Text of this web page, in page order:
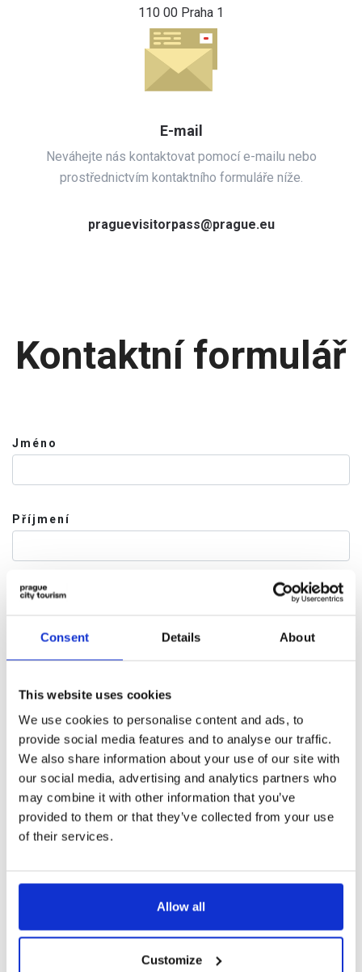
Consent Details About
This website uses cookies
We use cookies to personalise content and ads, to
provide social media features and to analyse our traffic.
We also share information about your use of our site with
our social media, advertising and analytics partners who
may combine it with other information that you’ve
provided to them or that they’ve collected from your use
of their services.
Allow all
Customize
110 00 Praha 1
E-mail
Neváhejte nás kontaktovat pomocí e-mailu nebo
prostřednictvím kontaktního formuláře níže.
praguevisitorpass@prague.eu
Kontaktní formulář
Jméno
Příjmení
Telefon
Zpráva